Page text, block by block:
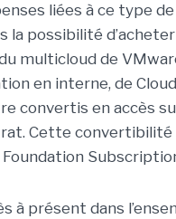
liées à ce type
la possibilité
multicloud de
en interne, de
convertis en accès
Cette convertibilité
à présent dans